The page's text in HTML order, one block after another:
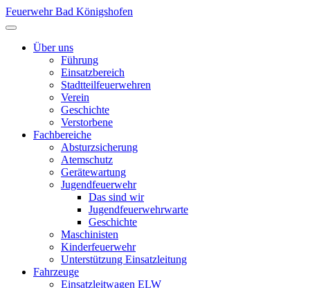
Feuerwehr Bad Königshofen
Über uns
Führung
Einsatzbereich
Stadtteilfeuerwehren
Verein
Geschichte
Verstorbene
Fachbereiche
Absturzsicherung
Atemschutz
Gerätewartung
Jugendfeuerwehr
Das sind wir
Jugendfeuerwehrwarte
Geschichte
Maschinisten
Kinderfeuerwehr
Unterstützung Einsatzleitung
Fahrzeuge
Einsatzleitwagen ELW